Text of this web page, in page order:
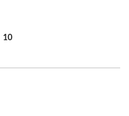
10